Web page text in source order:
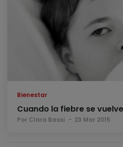
Bienestar
Cuando la fiebre se
Por Clara Bassi 23 Mar 2015